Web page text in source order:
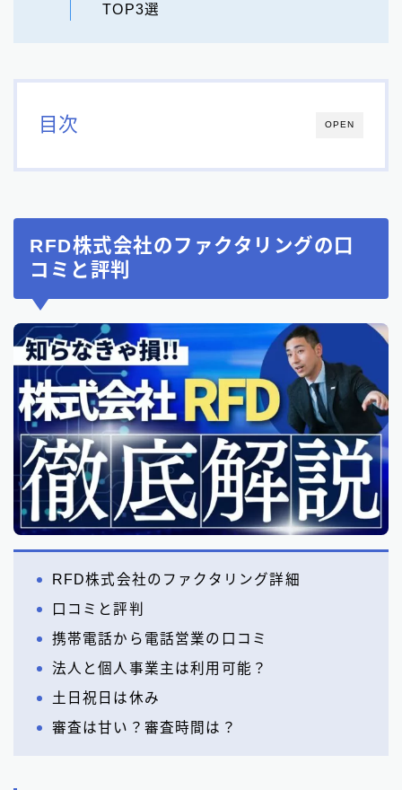
TOP3選
OPEN
目次
RFD株式会社のファクタリングの口
コミと評判
RFD株式会社のファクタリング詳細
口コミと評判
携帯電話から電話営業の口コミ
法人と個人事業主は利用可能？
土日祝日は休み
審査は甘い？審査時間は？